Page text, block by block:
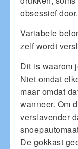
obsessief door.
Variabele
zelf wordt
Dit is waarom
Niet omdat
maar omdat
wanneer. Om
verslavender
De gokkast